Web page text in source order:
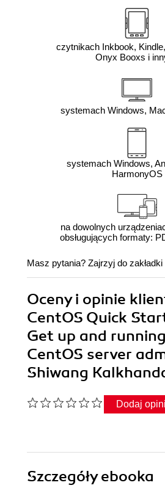
czytnikach Inkbook,
Onyx Booxs i
systemach Windows,
systemach Windows,
HarmonyOS
na dowolnych
obsługujących formaty:
Masz pytania? Zajrzyj do zakładki
Oceny i opinie
CentOS Quick
Get up and
CentOS server
Shiwang
Dodaj
Szczegółyebooka